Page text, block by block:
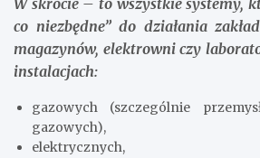
W skrócie – to wszystkie systemy,
co niezbędne” do działania
magazynów, elektrowni czy
instalacjach:
gazowych (szczególnie
gazowych),
elektrycznych,